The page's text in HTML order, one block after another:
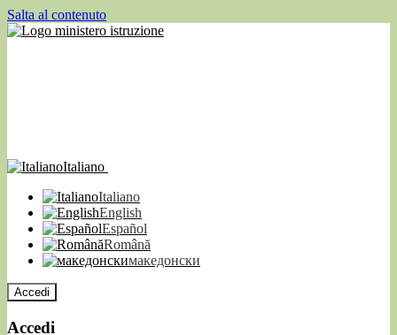
Salta al contenuto
Italiano
Italiano
English
Español
Română
македонски
Accedi
Accedi